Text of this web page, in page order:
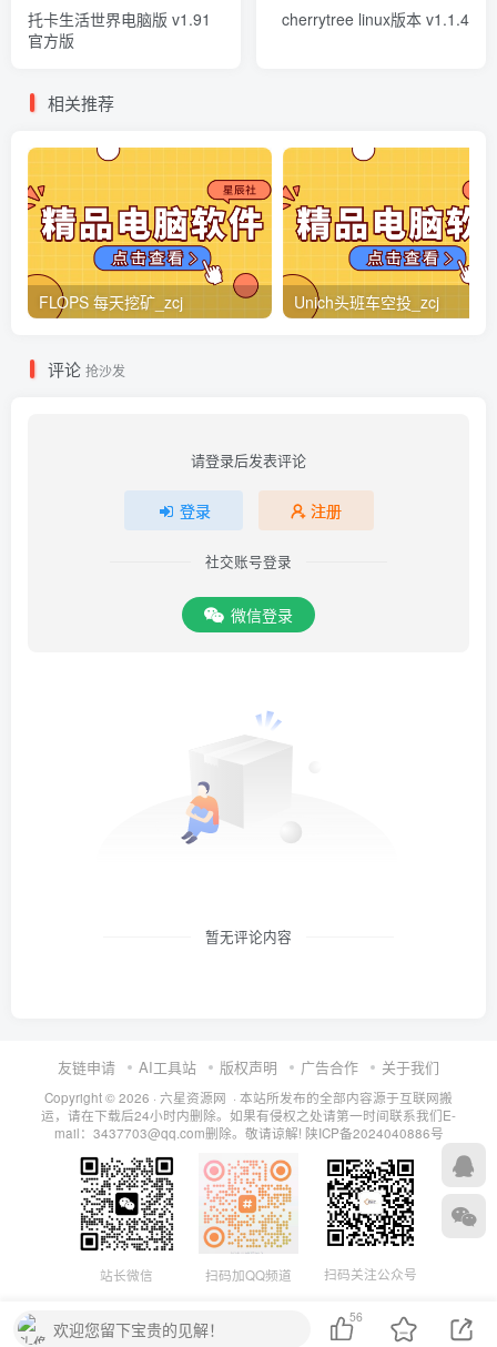
托卡生活世界电脑版 v1.91
官方版
cherrytree linux版本 v1.1.4
相关推荐
FLOPS 每天挖矿_zcj Unich头班车空投_zcj
评论 抢沙发
请登录后发表评论
登录 注册
社交账号登录
微信登录
暂无评论内容
友链申请 AI工具站 版权声明 广告合作 关于我们
Copyright © 2026 · 六星资源网 · 本站所发布的全部内容源于互联网搬
运，请在下载后24小时内删除。如果有侵权之处请第一时间联系我们E-
mail：3437703@qq.com删除。敬请谅解! 陕ICP备2024040886号
站长微信 扫码加QQ频道 扫码关注公众号
欢迎您留下宝贵的见解！
56